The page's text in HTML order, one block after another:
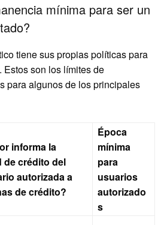
mínima para ser un
tiene sus propias políticas para
Estos son los límites de
para algunos de los principales
informa la
de crédito del
autorizada a
de crédito?
Época
mínima
para
usuarios
autorizado
s